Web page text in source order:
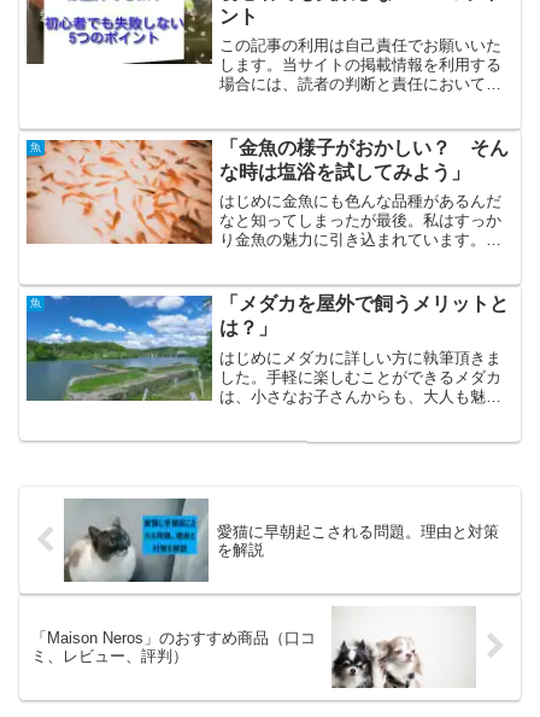
ント
この記事の利用は自己責任でお願いいた
します。当サイトの掲載情報を利用する
場合には、読者の判断と責任において利
ましては、当サイトでは、一切の責任を
負いかねます。はじめに屋...
魚
「金魚の様子がおかしい？ そん
な時は塩浴を試してみよう」
はじめに金魚にも色んな品種があるんだ
なと知ってしまったが最後。私はすっか
り金魚の魅力に引き込まれています。お
ります。ペットショップで一目惚れし
た、子どもさんやお孫さんが...
魚
「メダカを屋外で飼うメリットと
は？」
はじめにメダカに詳しい方に執筆頂きま
した。手軽に楽しむことができるメダカ
は、小さなお子さんからも、大人も魅了
愛猫に早朝起こされる問題。理由と対策
を解説
「Maison Neros」のおすすめ商品（口コ
ミ、レビュー、評判）